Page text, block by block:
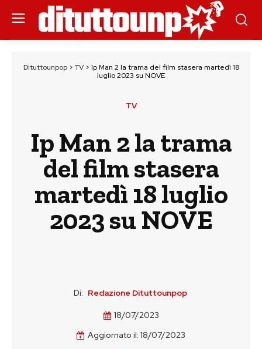
Dituttounpop> TV> Ip Man 2 la trama del film stasera martedì 18
luglio 2023 su NOVE
TV
Ip Man 2 la trama
del film stasera
martedì 18 luglio
2023 su NOVE
Di: Redazione Dituttounpop
18/07/2023
Aggiornato il: 18/07/2023